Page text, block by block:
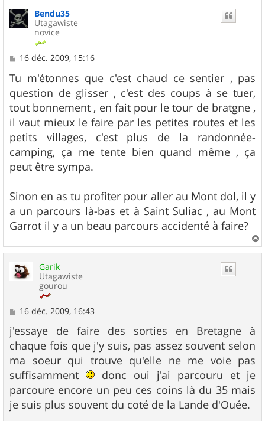
Bendu35
Utagawiste
novice
M
s
s
a
g
e
16 déc. 2009, 15:16
Tu m'étonnes que c'est chaud ce sentier , pas
question de glisser , c'est des coups à se tuer,
tout bonnement , en fait pour le tour de bratgne ,
il vaut mieux le faire par les petites routes et les
petits villages, c'est plus de la randonnée-
camping, ça me tente bien quand même , ça
peut être sympa.
Sinon en as tu profiter pour aller au Mont dol, il y
a un parcours là-bas et à Saint Suliac , au Mont
Garrot il y a un beau parcours accidenté à faire?
a
Garik
Utagawiste
gourou
M
s
s
a
g
e
16 déc. 2009, 16:43
j'essaye de faire des sorties en Bretagne à
chaque fois que j'y suis, pas assez souvent selon
ma soeur qui trouve qu'elle ne me voie pas
suffisamment
donc oui j'ai parcouru et je
parcoure encore un peu ces coins là du 35 mais
je suis plus souvent du coté de la Lande d'Ouée.